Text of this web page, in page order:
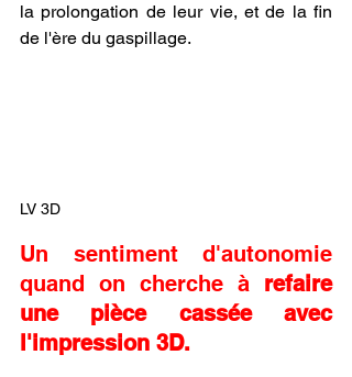
la prolongation de leur vie, et de la fin
de l'ère du gaspillage.
LV 3D
Un sentiment d'autonomie
quand on cherche à refaire
une pièce cassée avec
l'impression 3D.